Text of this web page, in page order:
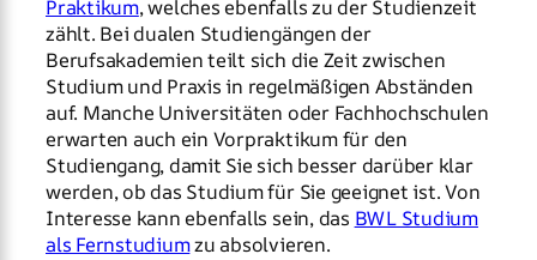
Praktikum, welches ebenfalls zu der Studienzeit
zählt. Bei dualen Studiengängen der
Berufsakademien teilt sich die Zeit zwischen
Studium und Praxis in regelmäßigen Abständen
auf. Manche Universitäten oder Fachhochschulen
erwarten auch ein Vorpraktikum für den
Studiengang, damit Sie sich besser darüber klar
werden, ob das Studium für Sie geeignet ist. Von
Interesse kann ebenfalls sein, das BWL Studium
als Fernstudiumzu absolvieren.